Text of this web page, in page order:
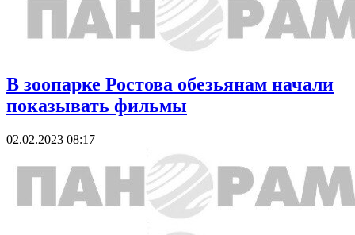
В зоопарке Ростова обезьянам начали
показывать фильмы
02.02.2023 08:17